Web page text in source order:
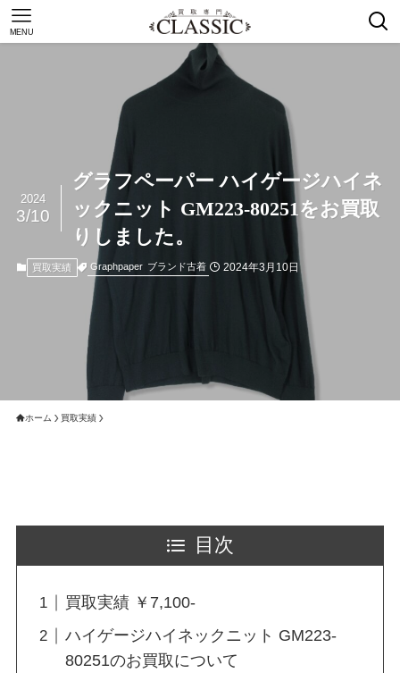
MENU
グラフペーパー ハイゲージハイネ
ックニット GM223-80251をお買取
りしました。
2024
3/10
買取実績 Graphpaper ブランド古着 2024年3月10日
ホーム 買取実績
目次
買取実績 ￥7,100-
ハイゲージハイネックニット GM223-
80251のお買取について